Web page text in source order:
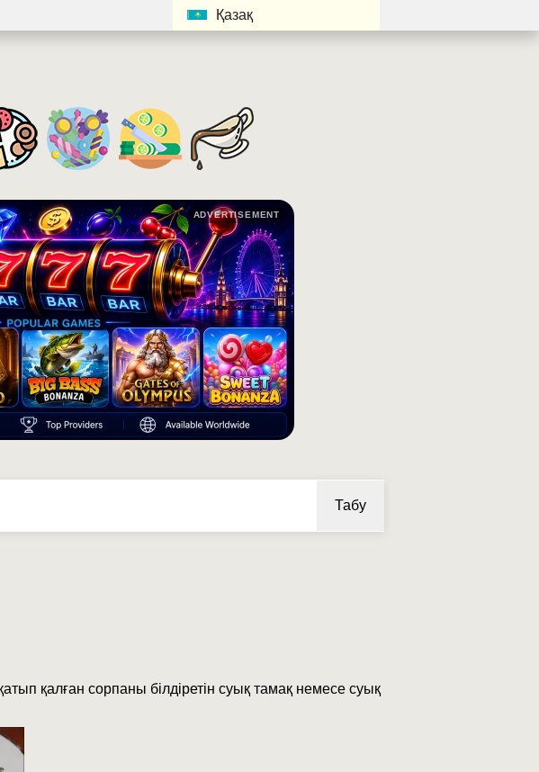
Қазақ
ADVERTISEMENT
Табу
қалған сорпаны білдіретін суық тамақ немесе суық